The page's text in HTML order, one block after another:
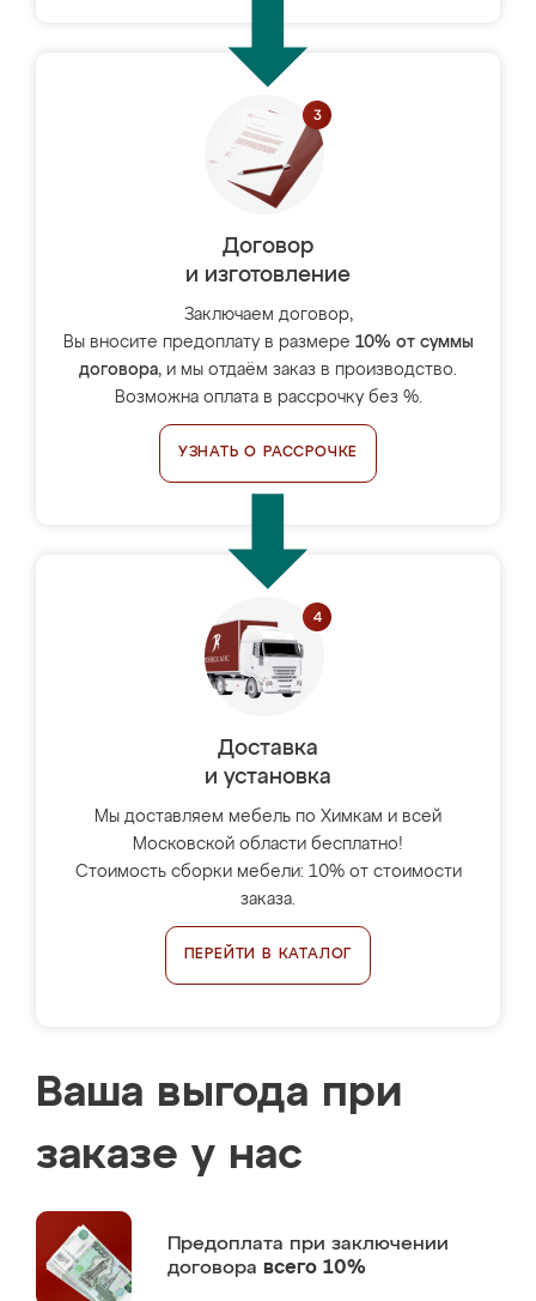
Договор
и изготовление
Заключаем договор,
Вы вносите предоплату в размере 10% от суммы
договора, и мы отдаём заказ в производство.
Возможна оплата в рассрочку без %.
УЗНАТЬ О РАССРОЧКЕ
Доставка
и установка
Мы доставляем мебель по Химкам и всей
Московской области бесплатно!
Стоимость сборки мебели: 10% от стоимости
заказа.
ПЕРЕЙТИ В КАТАЛОГ
Ваша выгода при
заказе у нас
Предоплата при заключении
договора всего 10%